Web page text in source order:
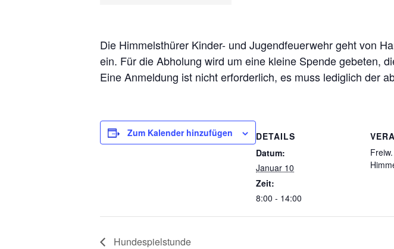
Die Himmelsthürer Kinder- und Jugendfeuerwehr geht von
ein. Für die Abholung wird um eine kleine Spende gebeten,
Eine Anmeldung ist nicht erforderlich, es muss lediglich der
Zum Kalender hinzufügen
DETAILS
Datum:
Januar 10
Zeit:
8:00 - 14:00
Hundespielstunde